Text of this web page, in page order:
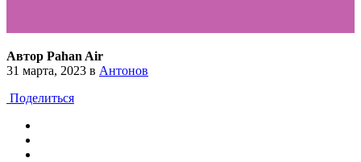
Автор Pahan Air
31 марта, 2023 в Антонов
Поделиться